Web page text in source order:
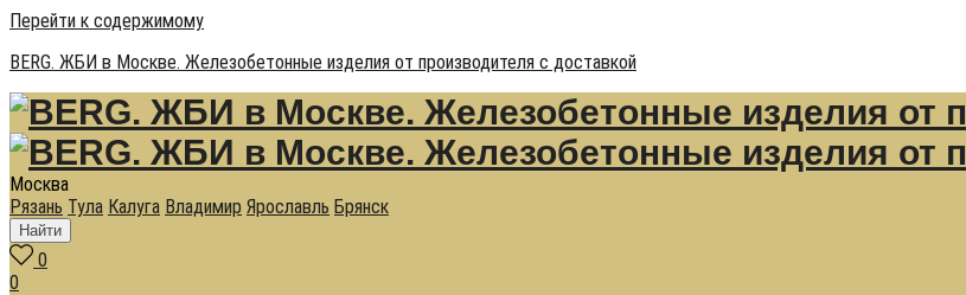
Перейти к содержимому
BERG. ЖБИ в Москве. Железобетонные изделия от производителя с доставкой
Москва
Рязань Тула Калуга Владимир Ярославль Брянск
Найти
0
0